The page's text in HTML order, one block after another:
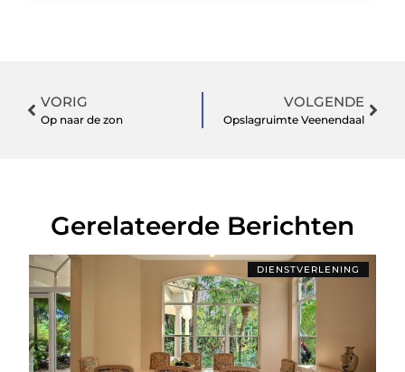
VORIG
Op naar de zon
VOLGENDE
Opslagruimte Veenendaal
Gerelateerde Berichten
DIENSTVERLENING